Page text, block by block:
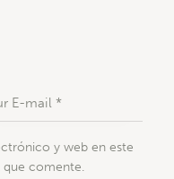
y web en este
que comente.